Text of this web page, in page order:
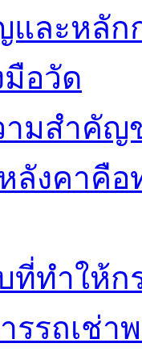
ละหลัก
มือวัด
ามสำคัญ
ลังคาคื
ที่ทำให้ก
รรถเช่